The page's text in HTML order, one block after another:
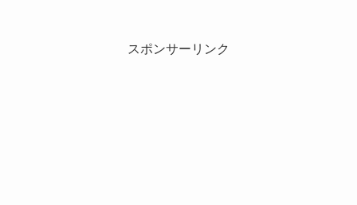
スポンサーリンク